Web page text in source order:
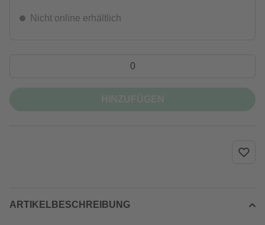
Nicht online erhältlich
ARTIKELBESCHREIBUNG